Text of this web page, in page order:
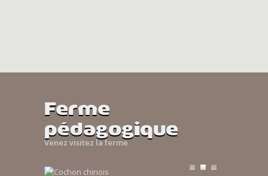
Ferme
pédagogique
Venez visitez la ferme